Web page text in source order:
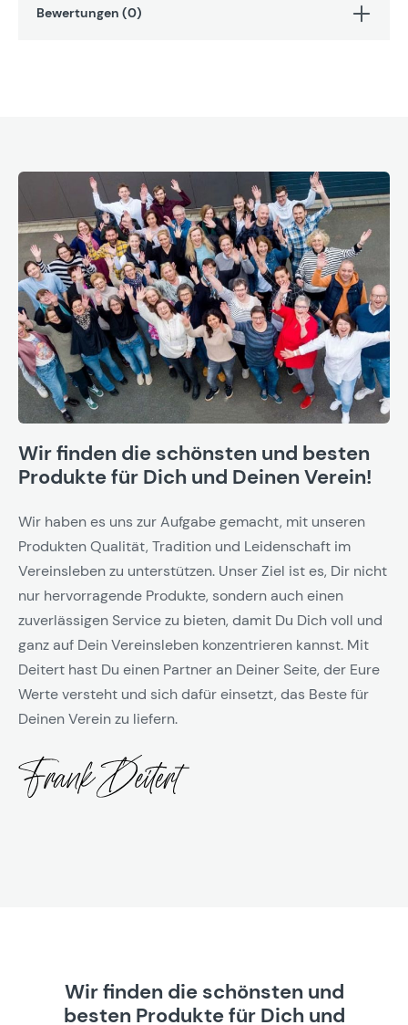
Bewertungen (0)
Wir finden die schönsten und besten
Produkte für Dich und Deinen Verein!
Wir haben es uns zur Aufgabe gemacht, mit unseren
Produkten Qualität, Tradition und Leidenschaft im
Vereinsleben zu unterstützen. Unser Ziel ist es, Dir nicht
nur hervorragende Produkte, sondern auch einen
zuverlässigen Service zu bieten, damit Du Dich voll und
ganz auf Dein Vereinsleben konzentrieren kannst. Mit
Deitert hast Du einen Partner an Deiner Seite, der Eure
Werte versteht und sich dafür einsetzt, das Beste für
Deinen Verein zu liefern.
Wir finden die schönsten und
besten Produkte für Dich und